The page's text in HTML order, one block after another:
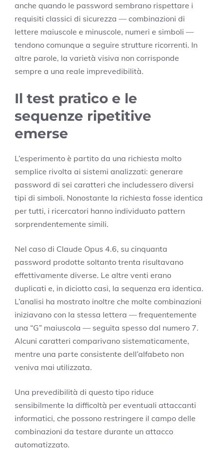
anche quando le password sembrano rispettare i
requisiti classici di sicurezza — combinazioni di
lettere maiuscole e minuscole, numeri e simboli —
tendono comunque a seguire strutture ricorrenti. In
altre parole, la varietà visiva non corrisponde
sempre a una reale imprevedibilità.
Il test pratico e le
sequenze ripetitive
emerse
L’esperimento è partito da una richiesta molto
semplice rivolta ai sistemi analizzati: generare
password di sei caratteri che includessero diversi
tipi di simboli. Nonostante la richiesta fosse identica
per tutti, i ricercatori hanno individuato pattern
sorprendentemente simili.
Nel caso di Claude Opus 4.6, su cinquanta
password prodotte soltanto trenta risultavano
effettivamente diverse. Le altre venti erano
duplicati e, in diciotto casi, la sequenza era identica.
L’analisi ha mostrato inoltre che molte combinazioni
iniziavano con la stessa lettera — frequentemente
una “G” maiuscola — seguita spesso dal numero 7.
Alcuni caratteri comparivano sistematicamente,
mentre una parte consistente dell’alfabeto non
veniva mai utilizzata.
Una prevedibilità di questo tipo riduce
sensibilmente la difficoltà per eventuali attaccanti
informatici, che possono restringere il campo delle
combinazioni da testare durante un attacco
automatizzato.